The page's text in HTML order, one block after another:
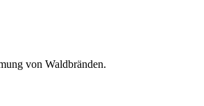
von Waldbränden.